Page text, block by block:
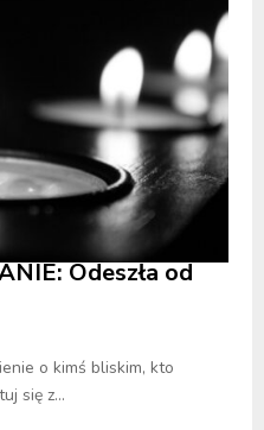
Odeszła od
o kimś bliskim, kto
się z...